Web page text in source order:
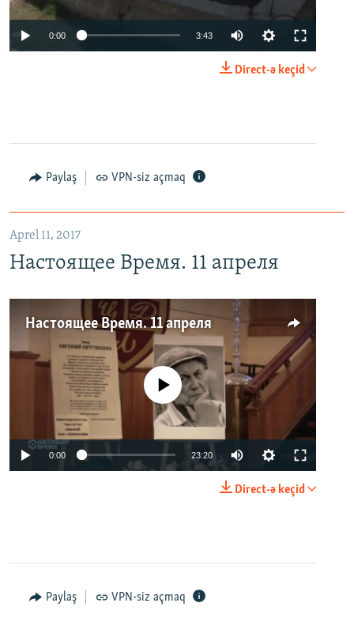
0:00 3:43
Direct-ə keçid
Paylaş VPN-siz açmaq
Aprel 11, 2017
Настоящее Время. 11 апреля
Настоящее Время. 11 апреля
No media source currently available
0:00 23:20
Direct-ə keçid
Paylaş VPN-siz açmaq